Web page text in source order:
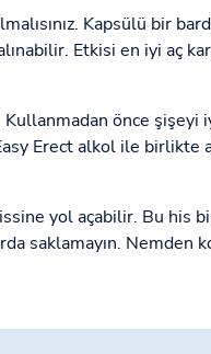
Kapsülü bir
Etkisi en iyi aç
önce şişeyi
Erect alkol ile birlikte
yol açabilir. Bu
saklamayın. Nemden